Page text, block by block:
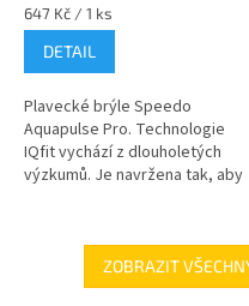
Měrná
cena:
647 Kč / 1 ks
DETAIL
Plavecké brýle Speedo
Aquapulse Pro. Technologie
IQfit vychází z dlouholetých
výzkumů. Je navržena tak, aby
dokonale...
ZOBRAZIT